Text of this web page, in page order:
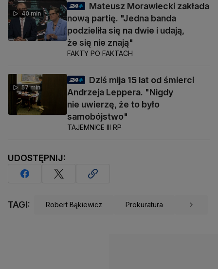
40 min
Mateusz Morawiecki zakłada
nową partię. "Jedna banda
podzieliła się na dwie i udają,
że się nie znają"
FAKTY PO FAKTACH
57 min
Dziś mija 15 lat od śmierci
Andrzeja Leppera. "Nigdy
nie uwierzę, że to było
samobójstwo"
TAJEMNICE III RP
UDOSTĘPNIJ:
TAGI: Robert Bąkiewicz Prokuratura